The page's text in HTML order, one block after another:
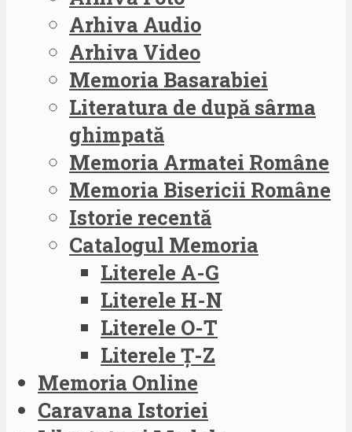
Arhiva Audio
Arhiva Video
Memoria Basarabiei
Literatura de după sârma
ghimpată
Memoria Armatei Române
Memoria Bisericii Române
Istorie recentă
Catalogul Memoria
Literele A-G
Literele H-N
Literele O-T
Literele Ț-Z
Memoria Online
Caravana Istoriei